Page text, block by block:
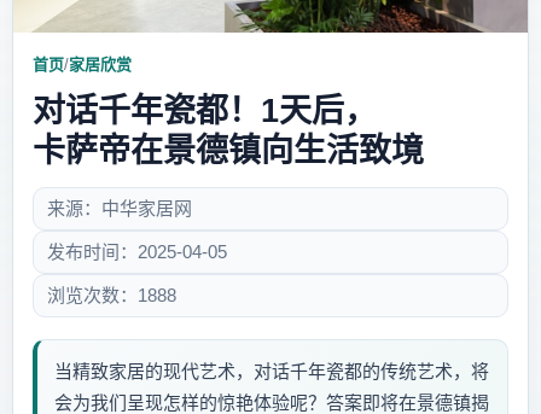
首页/家居欣赏
对话千年瓷都！1天后，
卡萨帝在景德镇向生活致境
来源：中华家居网
发布时间：2025-04-05
浏览次数：1888
当精致家居的现代艺术，对话千年瓷都的传统艺术，将
会为我们呈现怎样的惊艳体验呢？答案即将在景德镇揭